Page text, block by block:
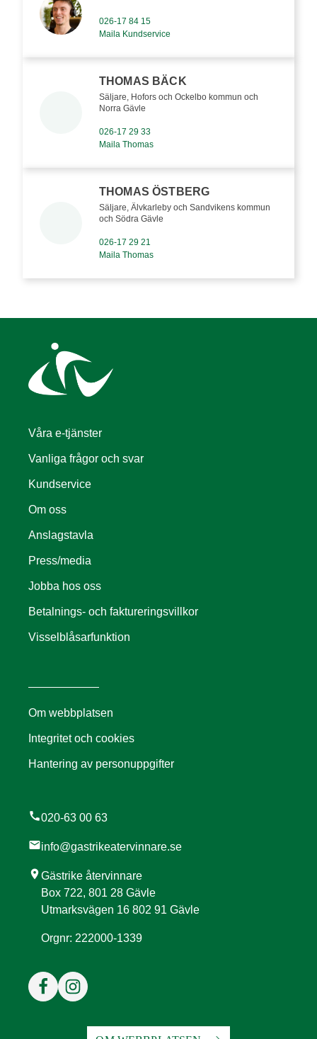
026-17 84 15
Maila Kundservice
THOMAS BÄCK
Säljare, Hofors och Ockelbo kommun och
Norra Gävle
026-17 29 33
Maila Thomas
THOMAS ÖSTBERG
Säljare, Älvkarleby och Sandvikens kommun
och Södra Gävle
026-17 29 21
Maila Thomas
Våra e-tjänster
Vanliga frågor och svar
Kundservice
Om oss
Anslagstavla
Press/media
Jobba hos oss
Betalnings- och faktureringsvillkor
Visselblåsarfunktion
Om webbplatsen
Integritet och cookies
Hantering av personuppgifter
call020-63 00 63
mailinfo@gastrikeatervinnare.se
location_onGästrike återvinnare
Box 722, 801 28 Gävle
Utmarksvägen 16 802 91 Gävle
Orgnr: 222000-1339